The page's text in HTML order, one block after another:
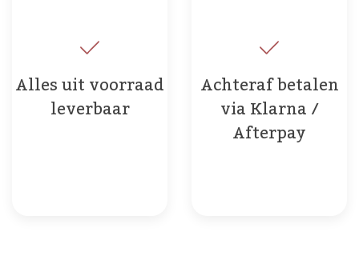
Alles uit voorraad
leverbaar
Achteraf betalen
via Klarna /
Afterpay